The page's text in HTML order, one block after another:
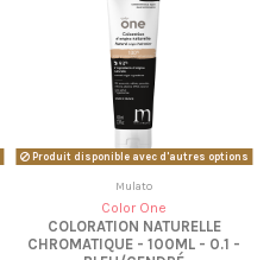
Produit disponible avec d'autres options
Mulato
Color One
COLORATION NATURELLE
CHROMATIQUE - 100ML - 0.1 -